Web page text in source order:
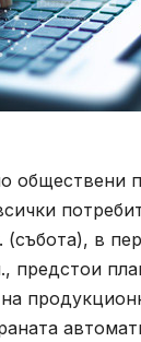
обществени
(събота), в
предстои